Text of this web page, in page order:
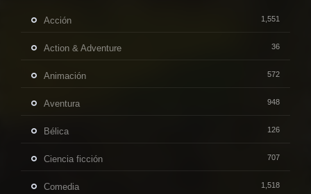
Acción 1,551
Action & Adventure 36
Animación 572
Aventura 948
Bélica 126
Ciencia ficción 707
Comedia 1,518